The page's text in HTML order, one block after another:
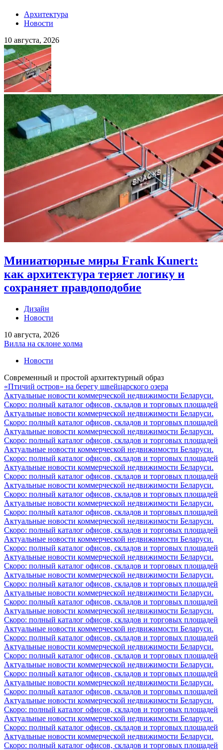
Архитектура
Новости
10 августа, 2026
Миниатюрные миры Frank Kunert:
как архитектура теряет логику и
сохраняет правдоподобие
Дизайн
Новости
10 августа, 2026
Вилла на склоне холма
Новости
Современный и простой архитектурный образ
«Птичий остров» на берегу швейцарского озера
Актуальные новости коммерческой недвижимости Беларуси.
Скоро: полный каталог офисов, складов и торговых площадей
Актуальные новости коммерческой недвижимости Беларуси.
Скоро: полный каталог офисов, складов и торговых площадей
Актуальные новости коммерческой недвижимости Беларуси.
Скоро: полный каталог офисов, складов и торговых площадей
Актуальные новости коммерческой недвижимости Беларуси.
Скоро: полный каталог офисов, складов и торговых площадей
Актуальные новости коммерческой недвижимости Беларуси.
Скоро: полный каталог офисов, складов и торговых площадей
Актуальные новости коммерческой недвижимости Беларуси.
Скоро: полный каталог офисов, складов и торговых площадей
Актуальные новости коммерческой недвижимости Беларуси.
Скоро: полный каталог офисов, складов и торговых площадей
Актуальные новости коммерческой недвижимости Беларуси.
Скоро: полный каталог офисов, складов и торговых площадей
Актуальные новости коммерческой недвижимости Беларуси.
Скоро: полный каталог офисов, складов и торговых площадей
Актуальные новости коммерческой недвижимости Беларуси.
Скоро: полный каталог офисов, складов и торговых площадей
Актуальные новости коммерческой недвижимости Беларуси.
Скоро: полный каталог офисов, складов и торговых площадей
Актуальные новости коммерческой недвижимости Беларуси.
Скоро: полный каталог офисов, складов и торговых площадей
Актуальные новости коммерческой недвижимости Беларуси.
Скоро: полный каталог офисов, складов и торговых площадей
Актуальные новости коммерческой недвижимости Беларуси.
Скоро: полный каталог офисов, складов и торговых площадей
Актуальные новости коммерческой недвижимости Беларуси.
Скоро: полный каталог офисов, складов и торговых площадей
Актуальные новости коммерческой недвижимости Беларуси.
Скоро: полный каталог офисов, складов и торговых площадей
Актуальные новости коммерческой недвижимости Беларуси.
Скоро: полный каталог офисов, складов и торговых площадей
Актуальные новости коммерческой недвижимости Беларуси.
Скоро: полный каталог офисов, складов и торговых площадей
Актуальные новости коммерческой недвижимости Беларуси.
Скоро: полный каталог офисов, складов и торговых площадей
Актуальные новости коммерческой недвижимости Беларуси.
Скоро: полный каталог офисов, складов и торговых площадей